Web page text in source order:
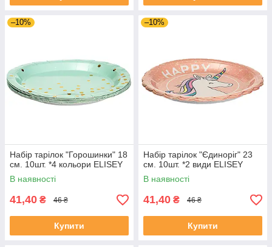
–10%
Набір тарілок "Горошинки" 18
см. 10шт. *4 кольори ELISEY
В наявності
41,40 ₴ 46 ₴
Купити
–10%
Набір тарілок "Єдиноріг" 23
см. 10шт. *2 види ELISEY
В наявності
41,40 ₴ 46 ₴
Купити